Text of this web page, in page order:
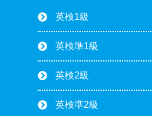
英検1級
英検準1級
英検2級
英検準2級